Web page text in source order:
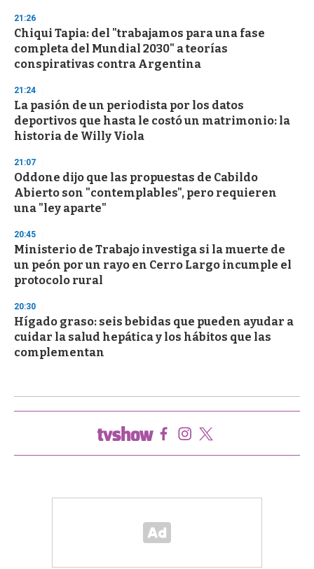
21:26
Chiqui Tapia: del "trabajamos para una fase
completa del Mundial 2030" a teorías
conspirativas contra Argentina
21:24
La pasión de un periodista por los datos
deportivos que hasta le costó un matrimonio: la
historia de Willy Viola
21:07
Oddone dijo que las propuestas de Cabildo
Abierto son "contemplables", pero requieren
una "ley aparte"
20:45
Ministerio de Trabajo investiga si la muerte de
un peón por un rayo en Cerro Largo incumple el
protocolo rural
20:30
Hígado graso: seis bebidas que pueden ayudar a
cuidar la salud hepática y los hábitos que las
complementan